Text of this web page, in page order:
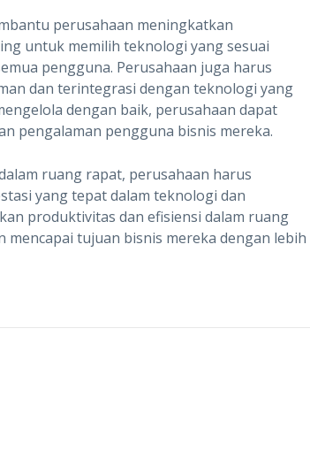
perusahaan meningkatkan
untuk memilih teknologi yang sesuai
pengguna. Perusahaan juga harus
dan terintegrasi dengan teknologi yang
dengan baik, perusahaan dapat
pengalaman pengguna bisnis mereka.
ruang rapat, perusahaan harus
yang tepat dalam teknologi dan
produktivitas dan efisiensi dalam ruang
tujuan bisnis mereka dengan lebih